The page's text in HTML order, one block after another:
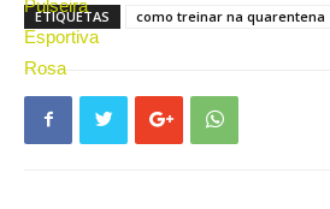
ETIQUETAS como treinar na quarentena